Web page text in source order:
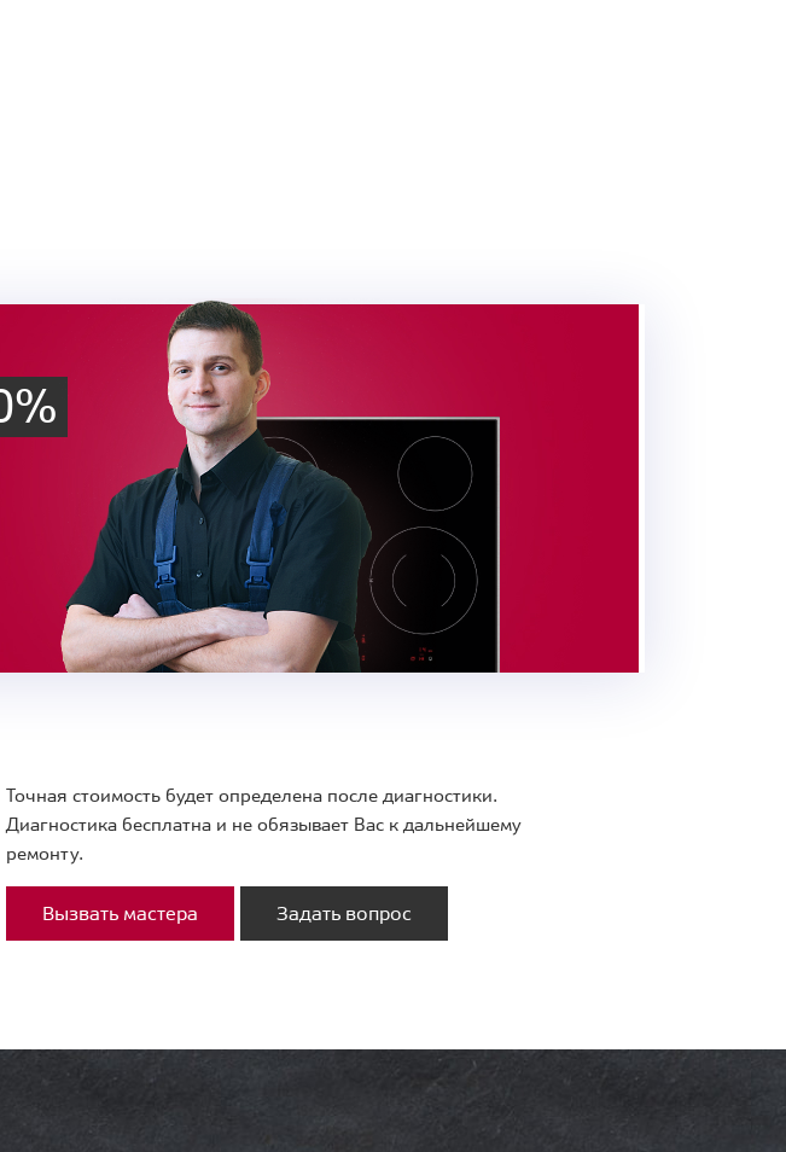
Точная стоимость будет определена после диагностики.
Диагностика бесплатна и не обязывает Вас к дальнейшему
ремонту.
Вызвать мастера Задать вопрос